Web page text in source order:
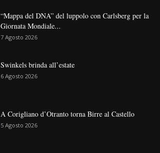
“Mappa del DNA” del luppolo con Carlsberg per la
Giornata Mondiale...
7 Agosto 2026
Swinkels brinda all’estate
6 Agosto 2026
A Corigliano d’Otranto torna Birre al Castello
5 Agosto 2026